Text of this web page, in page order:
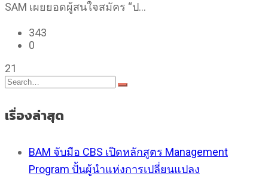
SAM เผยยอดผู้สนใจสมัคร “ป…
343
0
21
เรื่องล่าสุด
BAM จับมือ CBS เปิดหลักสูตร Management
Program ปั้นผู้นำแห่งการเปลี่ยนแปลง